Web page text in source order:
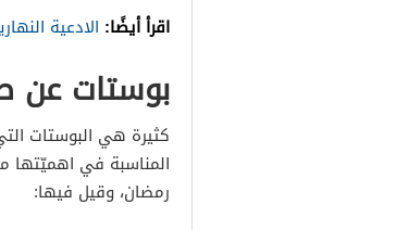
اقرأ أيضًا: الادعية
بوستات عن
كثيرة هي البوستات
المناسبة في اهميّتها
رمضان، وقيل فيها: